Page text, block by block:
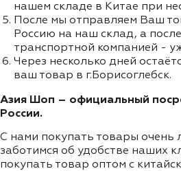
нашем складе в Китае при
После мы отправляем Ваш
Россию на наш склад, а
транспортной компанией -
Через несколько дней
ваш товар в г.Борисоглебск.
Азия Шоп – официальный
России.
С нами покупать товары очень
заботимся об удобстве наших
покупать товар оптом с